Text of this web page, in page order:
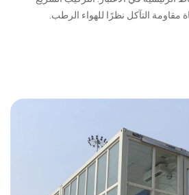
التآكل نظرًا للهواء الرطب.